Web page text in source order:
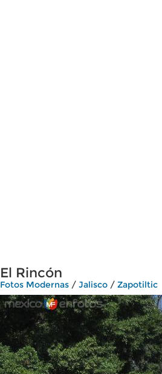
El Rincón
Fotos Modernas / Jalisco / Zapotiltic